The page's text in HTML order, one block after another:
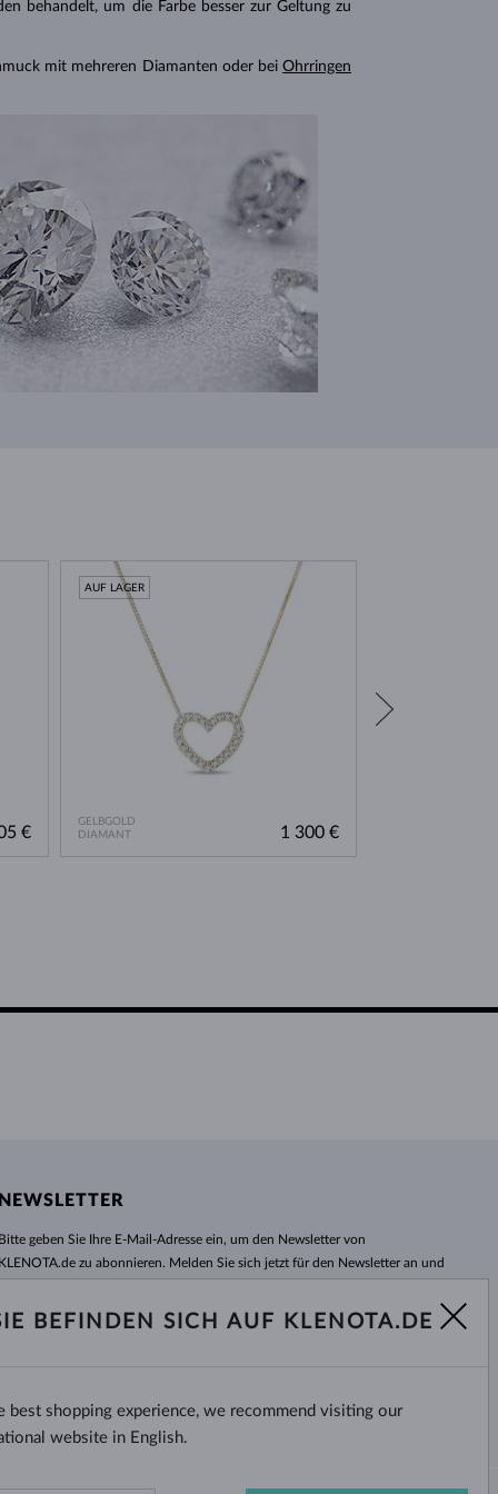
behandelt, um die Farbe besser zur Geltung zu
mit mehreren Diamanten oder bei Ohrringen
€
GELBGOLD
DIAMANT
AUF LAGER
1 300 €
NEWSLETTER
Bitte geben Sie Ihre E-Mail-Adresse ein, um den Newsletter von
KLENOTA.de zu abonnieren. Melden Sie sich jetzt für den Newsletter an und
Sonderangebot mehr!
ich möchte interessanteNeuigkeiten per E-Mail erhalten.
BEFINDEN SICH AUF KLENOTA.DE
best shopping experience, we recommend visiting our
website in English.